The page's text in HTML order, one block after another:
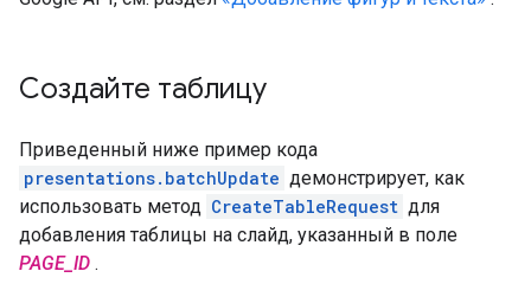
Создайте таблицу
Приведенный ниже пример кода
presentations.batchUpdate демонстрирует, как
использовать метод CreateTableRequest для
добавления таблицы на слайд, указанный в поле
PAGE_ID .